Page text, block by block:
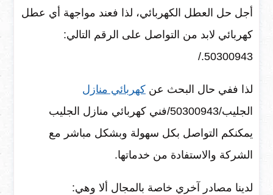
أجل حل العطل الكهربائي، لذا فعند مواجهة أي عطل
كهربائي لابد من التواصل على الرقم التالي:
50300943./
لذا ففي حال البحث عن كهربائي منازل
الجليب/50300943/فني كهربائي منازل الجليب
يمكنكم التواصل بكل سهولة وبشكل مباشر مع
الشركة والاستفادة من خدماتها.
لدينا مصادر آخري خاصة بالمجال ألا وهي: